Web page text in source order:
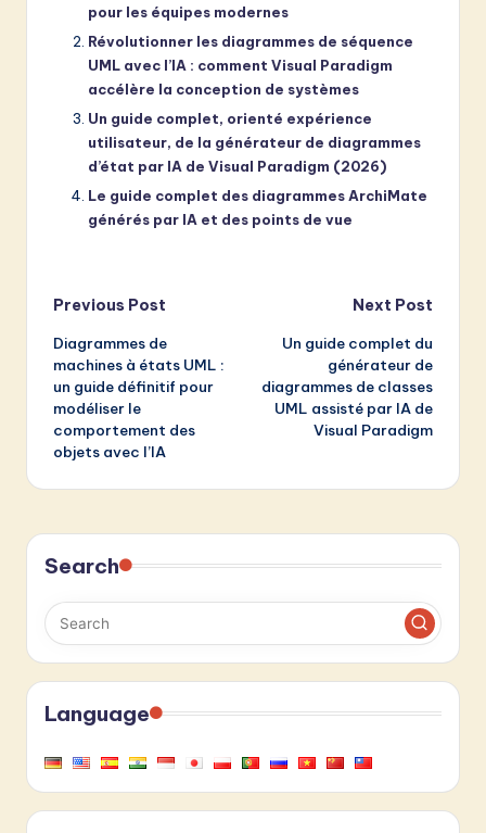
pour les équipes modernes
Révolutionner les diagrammes de séquence
UML avec l’IA : comment Visual Paradigm
accélère la conception de systèmes
Un guide complet, orienté expérience
utilisateur, de la générateur de diagrammes
d’état par IA de Visual Paradigm (2026)
Le guide complet des diagrammes ArchiMate
générés par IA et des points de vue
Post
navigation
Previous Post
Diagrammes de
machines à états UML :
un guide définitif pour
modéliser le
comportement des
objets avec l’IA
Next Post
Un guide complet du
générateur de
diagrammes de classes
UML assisté par IA de
Visual Paradigm
Search
Language